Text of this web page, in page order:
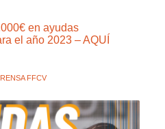
en ayudas
el año 2023 – AQUÍ
FFCV